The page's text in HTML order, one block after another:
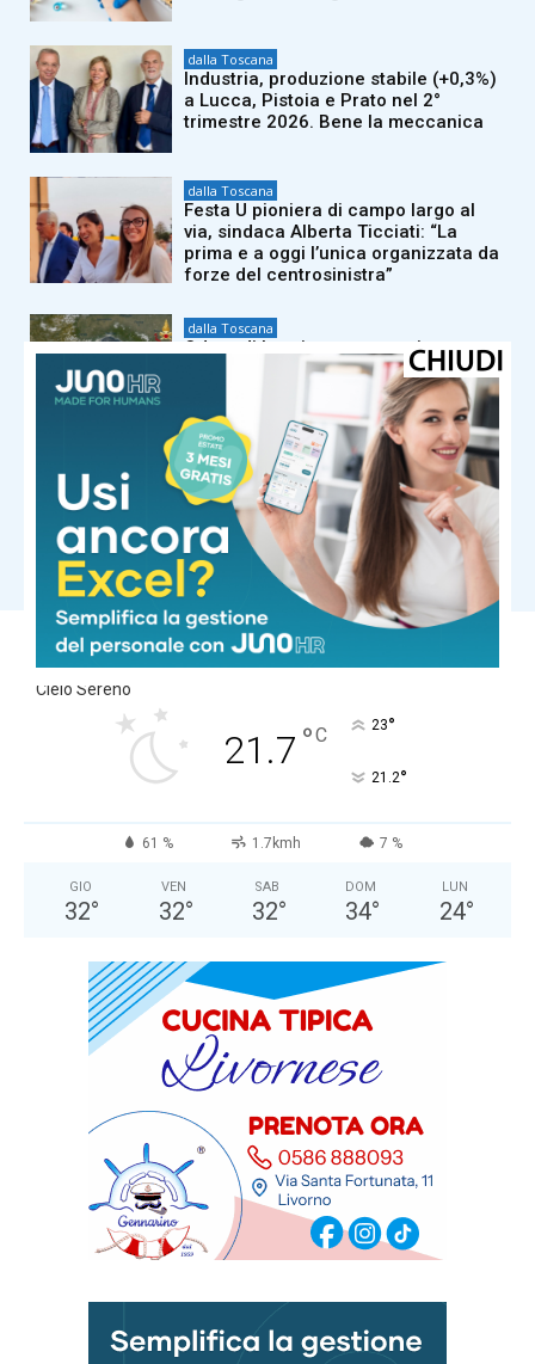
dalla Toscana
Industria, produzione stabile (+0,3%)
a Lucca, Pistoia e Prato nel 2°
trimestre 2026. Bene la meccanica
dalla Toscana
Festa U pioniera di campo largo al
via, sindaca Alberta Ticciati: “La
prima e a oggi l’unica organizzata da
forze del centrosinistra”
dalla Toscana
Odore di bruciato ma non ci sono
incendi. I vigili del fuoco: “Arriva dalla
dalla Toscana
Torna ad aumentare la dipendenza
da fumo, la Regione investe in
prevenzione e cura
Carica altri
LUCCA
Cielo Sereno
21.7 °C 23°
21.2°
61 % 1.7kmh 7 %
GIO
32°
VEN
32°
SAB
32°
DOM
34°
LUN
24°